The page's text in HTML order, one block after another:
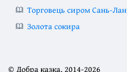
Торговець сиром Сань-Лан
Золота сокира
© Добра казка, 2014-2026